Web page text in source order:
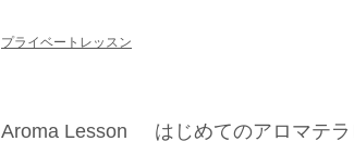
プライベートレッスン
Aroma Lesson はじめてのアロマテラ